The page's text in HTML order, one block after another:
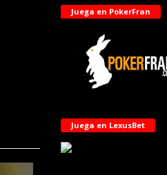
Juega en PokerFran
Juega en LexusBet